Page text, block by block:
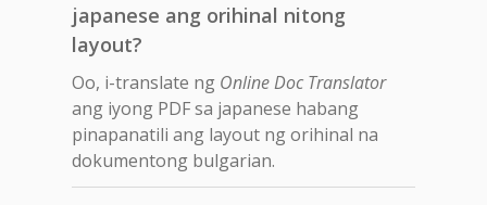
japanese ang orihinal nitong
layout?
Oo, i-translate ng Online Doc Translator
ang iyong PDF sa japanese habang
pinapanatili ang layout ng orihinal na
dokumentong bulgarian.